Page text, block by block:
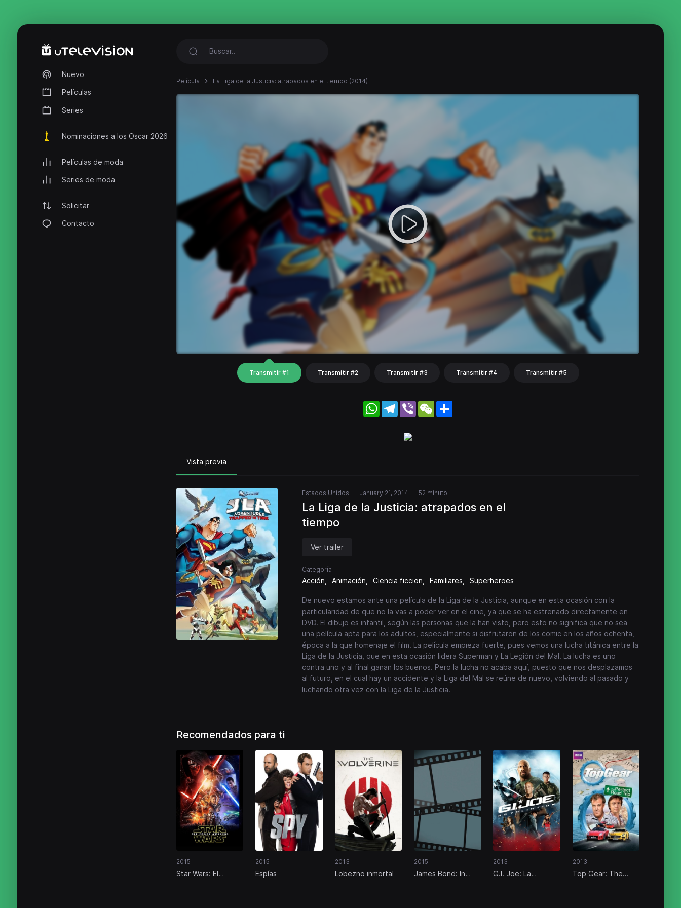
Nuevo
Películas
Series
Nominaciones a los Oscar 2026
Películas de moda
Series de moda
Solicitar
Contacto
Película La Liga de la Justicia: atrapados en el tiempo (2014)
Transmitir #1 Transmitir #2 Transmitir #3 Transmitir #4 Transmitir #5
WhatsApp
Telegram
Viber WeChat
Vista previa
Estados Unidos January 21, 2014 52 minuto
La Liga de la Justicia: atrapados en el
tiempo
Ver trailer
Categoría
Acción Animación Ciencia ficcion Familiares Superheroes
De nuevo estamos ante una película de la Liga de la Justicia, aunque en esta ocasión con la
particularidad de que no la vas a poder ver en el cine, ya que se ha estrenado directamente en
DVD. El dibujo es infantil, según las personas que la han visto, pero esto no significa que no sea
una película apta para los adultos, especialmente si disfrutaron de los comic en los años ochenta,
época a la que homenaje el film. La película empieza fuerte, pues vemos una lucha titánica entre la
Liga de la Justicia, que en esta ocasión lidera Superman y La Legión del Mal. La lucha es uno
contra uno y al final ganan los buenos. Pero la lucha no acaba aquí, puesto que nos desplazamos
al futuro, en el cual hay un accidente y la Liga del Mal se reúne de nuevo, volviendo al pasado y
luchando otra vez con la Liga de la Justicia.
Recomendados para ti
2015
Star Wars: El
2015
Espías
2013
Lobezno inmortal
2015
James Bond: In
2013
G.I. Joe: La
2013
Top Gear: The